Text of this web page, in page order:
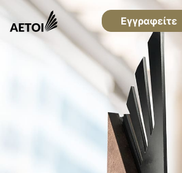
Εγγραφείτε